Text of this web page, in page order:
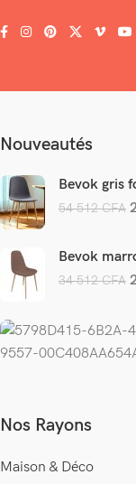
Nouveautés
Bevok gris
54 512CFA
Bevok
34 512CFA
Nos Rayons
Maison & Déco